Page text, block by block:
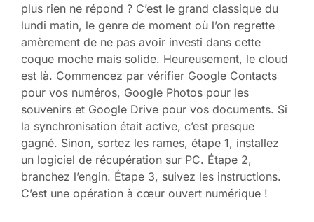
plus rien ne répond ? C’est le grand classique du
lundi matin, le genre de moment où l’on regrette
amèrement de ne pas avoir investi dans cette
coque moche mais solide. Heureusement, le cloud
est là. Commencez par vérifier Google Contacts
pour vos numéros, Google Photos pour les
souvenirs et Google Drive pour vos documents. Si
la synchronisation était active, c’est presque
gagné. Sinon, sortez les rames, étape 1, installez
un logiciel de récupération sur PC. Étape 2,
branchez l’engin. Étape 3, suivez les instructions.
C’est une opération à cœur ouvert numérique !